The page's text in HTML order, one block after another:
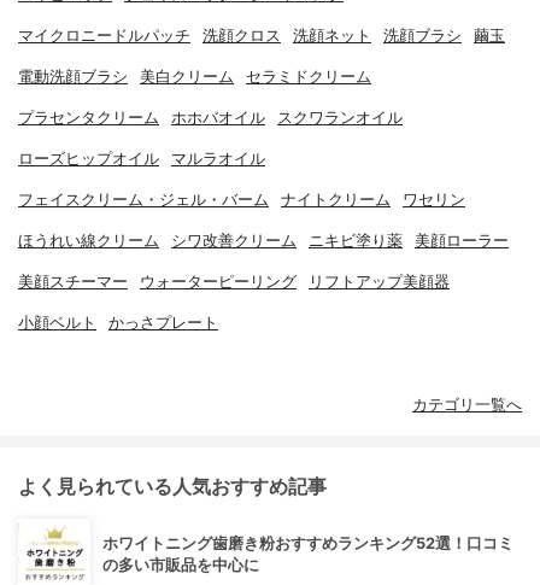
マイクロニードルパッチ 洗顔クロス 洗顔ネット 洗顔ブラシ 繭玉
電動洗顔ブラシ 美白クリーム セラミドクリーム
プラセンタクリーム ホホバオイル スクワランオイル
ローズヒップオイル マルラオイル
フェイスクリーム・ジェル・バーム ナイトクリーム ワセリン
ほうれい線クリーム シワ改善クリーム ニキビ塗り薬 美顔ローラー
美顔スチーマー ウォーターピーリング リフトアップ美顔器
小顔ベルト かっさプレート
カテゴリ一覧へ
よく見られている人気おすすめ記事
ホワイトニング歯磨き粉おすすめランキング52選！口コミ
の多い市販品を中心に